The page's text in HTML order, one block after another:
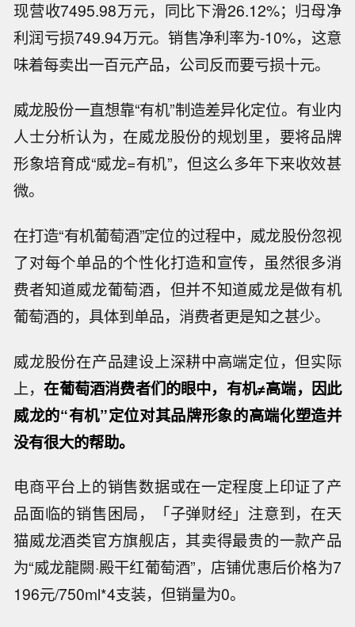
现营收7495.98万元，同比下滑26.12%；归母净
利润亏损749.94万元。销售净利率为-10%，这意
味着每卖出一百元产品，公司反而要亏损十元。
威龙股份一直想靠“有机”制造差异化定位。有业内
人士分析认为，在威龙股份的规划里，要将品牌
形象培育成“威龙=有机”，但这么多年下来收效甚
微。
在打造“有机葡萄酒”定位的过程中，威龙股份忽视
了对每个单品的个性化打造和宣传，虽然很多消
费者知道威龙葡萄酒，但并不知道威龙是做有机
葡萄酒的，具体到单品，消费者更是知之甚少。
威龙股份在产品建设上深耕中高端定位，但实际
上，在葡萄酒消费者们的眼中，有机≠高端，因此
威龙的“有机”定位对其品牌形象的高端化塑造并
没有很大的帮助。
电商平台上的销售数据或在一定程度上印证了产
品面临的销售困局，「子弹财经」注意到，在天
猫威龙酒类官方旗舰店，其卖得最贵的一款产品
为“威龙龍闕·殿干红葡萄酒”，店铺优惠后价格为7
196元/750ml*4支装，但销量为0。